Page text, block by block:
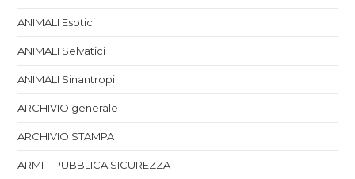
ANIMALI Esotici
ANIMALI Selvatici
ANIMALI Sinantropi
ARCHIVIO generale
ARCHIVIO STAMPA
ARMI – PUBBLICA SICUREZZA